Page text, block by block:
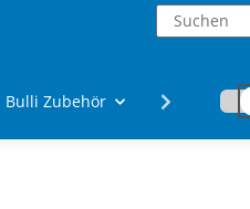
Bulli Zubehör Fanartikel